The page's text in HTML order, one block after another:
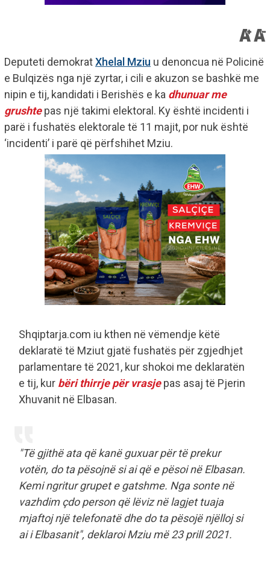
Deputeti demokratXhelal Mziu u denoncua në Policinë
e Bulqizës nga një zyrtar, i cili e akuzon se bashkë me
nipin e tij, kandidati i Berishës e ka dhunuar me
grushtepas një takimi elektoral. Ky është incidenti i
parë i fushatës elektorale të 11 majit, por nuk është
‘incidenti’ i parë që përfshihet Mziu.
Shqiptarja.com iu kthen në vëmendje këtë
deklaratë të Mziut gjatë fushatës për zgjedhjet
parlamentare të 2021, kur shokoi me deklaratën
e tij, kur bëri thirrje për vrasjepas asaj të Pjerin
Xhuvanit në Elbasan.
"Të gjithë ata që kanë guxuar për të prekur
votën, do ta pësojnë si ai që e pësoi në Elbasan.
Kemi ngritur grupet e gatshme. Nga sonte në
vazhdim çdo person që lëviz në lagjet tuaja
mjaftoj një telefonatë dhe do ta pësojë njëlloj si
ai i Elbasanit", deklaroi Mziu më 23 prill 2021.